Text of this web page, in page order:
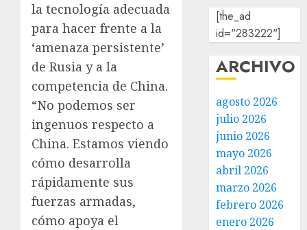
la tecnología adecuada
para hacer frente a la
‘amenaza persistente’
de Rusia y a la
competencia de China.
“No podemos ser
ingenuos respecto a
China. Estamos viendo
cómo desarrolla
rápidamente sus
fuerzas armadas,
cómo apoya el
[the_ad
id="283222"]
ARCHIVO
agosto 2026
julio 2026
junio 2026
mayo 2026
abril 2026
marzo 2026
febrero 2026
enero 2026